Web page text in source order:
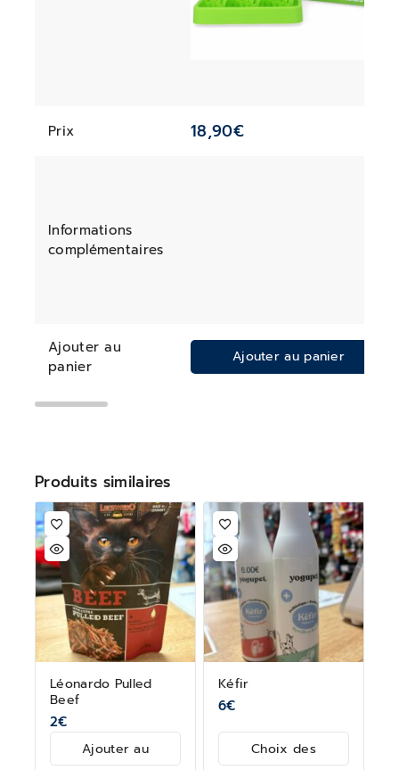
Prix 18,90€
Informations
complémentaires
Ajouter au
panier
Ajouter au panier
Produits similaires
Léonardo Pulled
Beef
2€
Ajouter au
Kéfir
6€
Choix des